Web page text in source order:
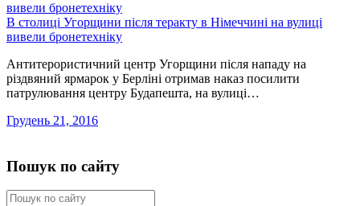
В столиці Угорщини після теракту в Німеччині на вулиці
вивели бронетехніку
Антитерористичний центр Угорщини після нападу на
різдвяний ярмарок у Берліні отримав наказ посилити
патрулювання центру Будапешта, на вулиці…
Грудень 21, 2016
Пошук по сайту